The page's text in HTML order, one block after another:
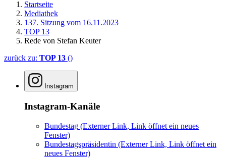
Startseite
Mediathek
137. Sitzung vom 16.11.2023
TOP 13
Rede von Stefan Keuter
zurück zu: TOP 13 ()
Instagram
Instagram-Kanäle
Bundestag (Externer Link, Link öffnet ein neues
Fenster)
Bundestagspräsidentin (Externer Link, Link öffnet ein
neues Fenster)